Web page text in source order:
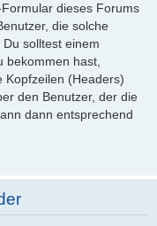
dieses Forums
die solche
solltest einem
bekommen hast,
Kopfzeilen (Headers)
den Benutzer, der die
dann entsprechend